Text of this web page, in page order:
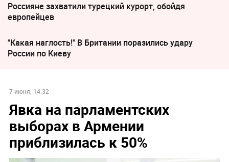
Россияне захватили турецкий курорт, обойдя
европейцев
"Какая наглость!" В Британии поразились удару
России по Киеву
7 июня, 14:32
Явка на парламентских
выборах в Армении
приблизилась к 50%